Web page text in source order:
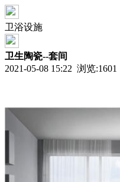
卫浴设施
卫生陶瓷--套间
2021-05-08 15:22 浏览:1601